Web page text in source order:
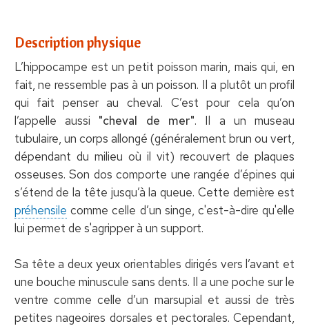
Description physique
L’hippocampe est un petit poisson marin, mais qui, en
fait, ne ressemble pas à un poisson. Il a plutôt un profil
qui fait penser au cheval. C’est pour cela qu’on
l’appelle aussi "cheval de mer". Il a un museau
tubulaire, un corps allongé (généralement brun ou vert,
dépendant du milieu où il vit) recouvert de plaques
osseuses. Son dos comporte une rangée d’épines qui
s’étend de la tête jusqu’à la queue. Cette dernière est
préhensile comme celle d’un singe, c'est-à-dire qu'elle
lui permet de s'agripper à un support.
Sa tête a deux yeux orientables dirigés vers l’avant et
une bouche minuscule sans dents. Il a une poche sur le
ventre comme celle d’un marsupial et aussi de très
petites nageoires dorsales et pectorales. Cependant,